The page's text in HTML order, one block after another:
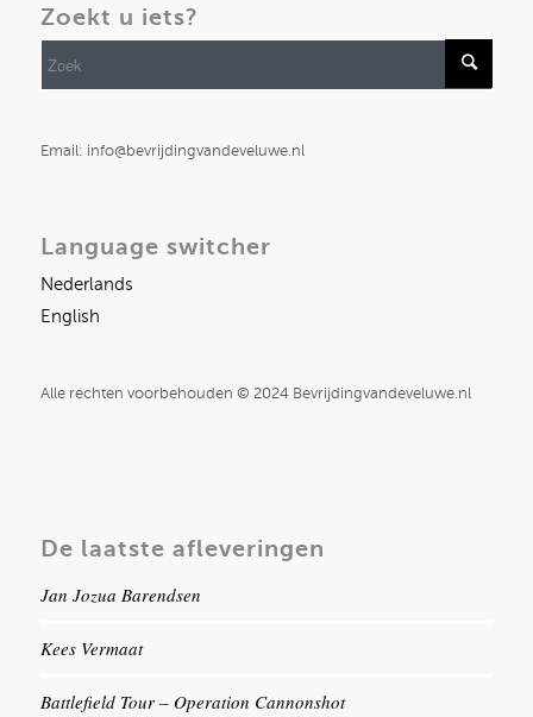
Zoekt u iets?
Email: info@bevrijdingvandeveluwe.nl
Language switcher
Nederlands
English
Alle rechten voorbehouden © 2024 Bevrijdingvandeveluwe.nl
De laatste afleveringen
Jan Jozua Barendsen
Kees Vermaat
Battlefield Tour – Operation Cannonshot